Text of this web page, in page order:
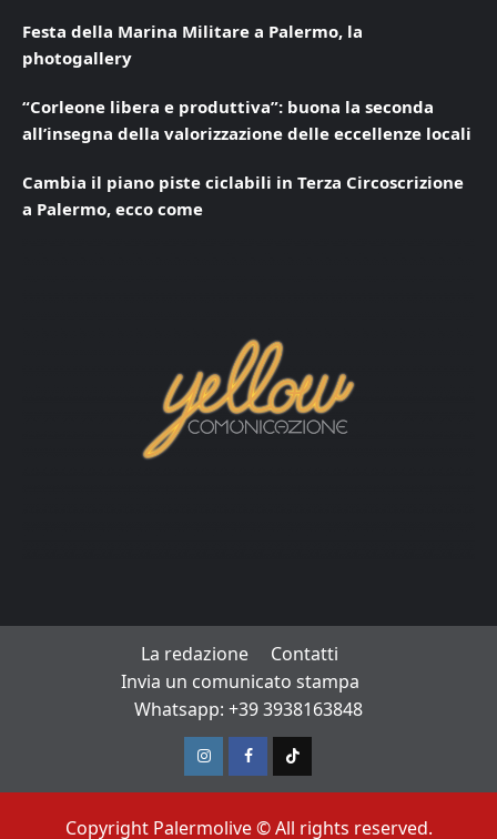
Festa della Marina Militare a Palermo, la
photogallery
“Corleone libera e produttiva”: buona la seconda
all’insegna della valorizzazione delle eccellenze locali
Cambia il piano piste ciclabili in Terza Circoscrizione
a Palermo, ecco come
La redazione
Contatti
Invia un comunicato stampa
Whatsapp: +39 3938163848
InstagramFacebook
TikTok
Copyright Palermolive © All rights reserved.